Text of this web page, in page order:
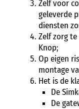
Zelf voor
geleverde
diensten
Zelf zorg
Knop;
Op eigen
montage
Het is de
De
De